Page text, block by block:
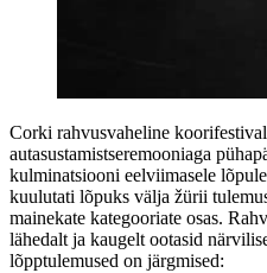
Corki rahvusvaheline
autasustamistseremooniaga
kulminatsiooni eelviimasele
kuulutati lõpuks välja žürii
mainekate kategooriate osas.
lähedalt ja kaugelt ootasid
lõpptulemused on järgmised: